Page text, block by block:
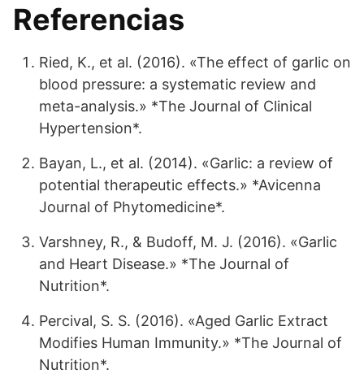
Referencias
Ried, K., et al. (2016). «The effect of garlic on
blood pressure: a systematic review and
meta-analysis.» *The Journal of Clinical
Hypertension*.
Bayan, L., et al. (2014). «Garlic: a review of
potential therapeutic effects.» *Avicenna
Journal of Phytomedicine*.
Varshney, R., & Budoff, M. J. (2016). «Garlic
and Heart Disease.» *The Journal of
Nutrition*.
Percival, S. S. (2016). «Aged Garlic Extract
Modifies Human Immunity.» *The Journal of
Nutrition*.